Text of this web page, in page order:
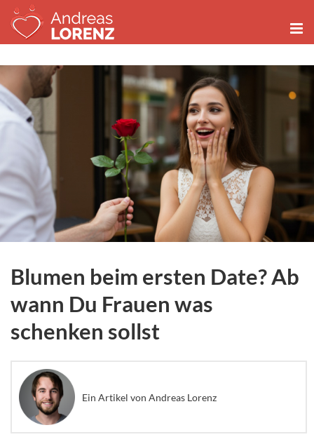
Zum
Inhalt
springen
Blumen beim ersten Date? Ab
wann Du Frauen was
schenken sollst
Ein Artikel von Andreas Lorenz